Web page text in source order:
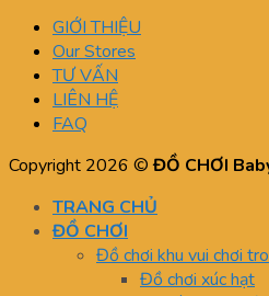
GIỚI THIỆU
Our Stores
TƯ VẤN
LIÊN HỆ
FAQ
Copyright 2026 ©ĐỒ CHƠI
TRANG CHỦ
ĐỒ CHƠI
Đồ chơi khu vui chơi
Đồ chơi xúc hạt